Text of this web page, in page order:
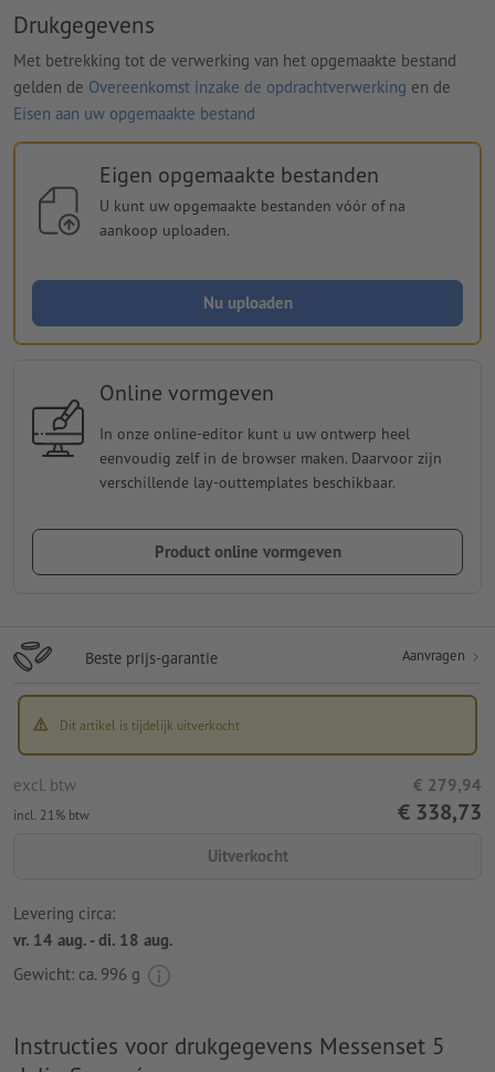
Drukgegevens
Met betrekking tot de verwerking van het opgemaakte bestand
gelden de Overeenkomst inzake de opdrachtverwerking en de
Eisen aan uw opgemaakte bestand
Eigen opgemaakte bestanden
U kunt uw opgemaakte bestanden vóór of na
aankoop uploaden.
Nu uploaden
Online vormgeven
In onze online-editor kunt u uw ontwerp heel
eenvoudig zelf in de browser maken. Daarvoor zijn
verschillende lay-outtemplates beschikbaar.
Product online vormgeven
Beste prijs-garantie Aanvragen
Dit artikel is tijdelijk uitverkocht
excl. btw € 279,94
incl. 21% btw € 338,73
Uitverkocht
Levering circa:
vr. 14 aug. - di. 18 aug.
Gewicht: ca. 996 g
Instructies voor drukgegevens Messenset 5